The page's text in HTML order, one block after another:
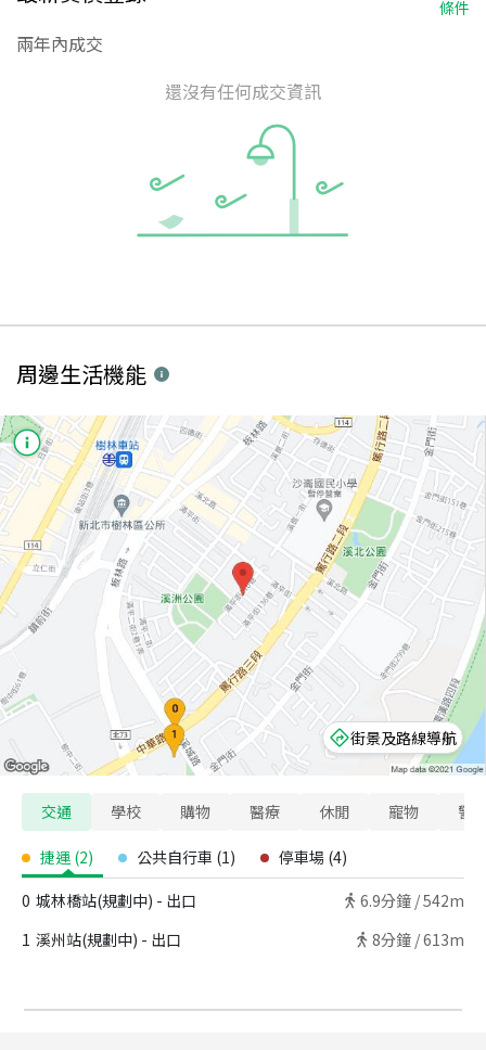
條件
兩年內成交
還沒有任何成交資訊
周邊生活機能
街景及路線導航
交通 學校 購物 醫療 休閒 寵物 警
捷運 (2) 公共自行車 (1) 停車場 (4)
0 城林橋站(規劃中) - 出口 6.9分鐘 /542m
1 溪州站(規劃中) - 出口 8分鐘 /613m